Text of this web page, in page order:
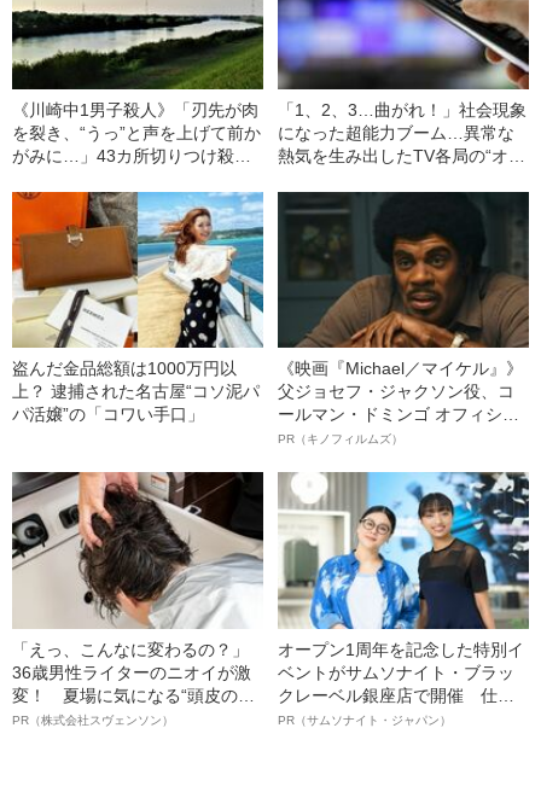
《川崎中1男子殺人》「刃先が肉
を裂き、“うっ”と声を上げて前か
がみに…」43カ所切りつけ殺害
通の“メッセージ”
「1、2、3…曲がれ！」社会現象
になった超能力ブーム…異常な
熱気を生み出したTV各局の“オカ
盗んだ金品総額は1000万円以
上？ 逮捕された名古屋“コソ泥パ
パ活嬢”の「コワい手口」
《映画『Michael／マイケル』》
父ジョセフ・ジャクソン役、コ
ールマン・ドミンゴ オフィシャ
ルインタビュー“観客を魅了した
語る”《日本興収70億円突破》
PR（キノフィルムズ）
「えっ、こんなに変わるの？」
36歳男性ライターのニオイが激
変！ 夏場に気になる“頭皮のニ
オイ”や“ベタつき”を解消す
PR（株式会社スヴェンソン）
オープン1周年を記念した特別イ
ベントがサムソナイト・ブラッ
クレーベル銀座店で開催 仕事
も人生も自分らしく～笑顔あふ
PR（サムソナイト・ジャパン）